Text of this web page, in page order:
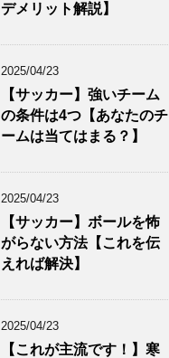
デメリット解説】
2025/04/23
【サッカー】強いチーム
の条件は4つ【あなたのチ
ームは当てはまる？】
2025/04/23
【サッカー】ボールを怖
がらない方法【これを伝
えれば解決】
2025/04/23
【これが主流です！】寒